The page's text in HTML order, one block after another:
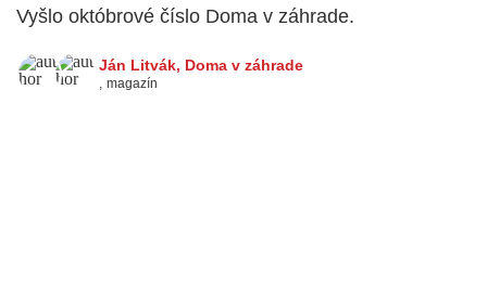
Vyšlo októbrové číslo Doma v záhrade.
Ján Litvák, Doma v záhrade
, magazín